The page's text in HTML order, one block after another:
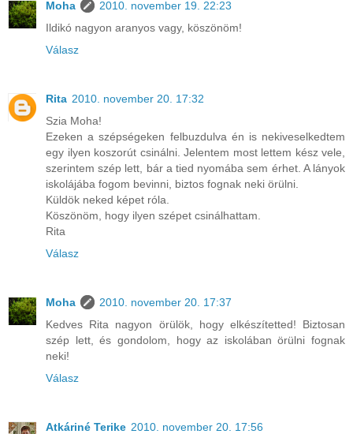
Moha
2010. november 19. 22:23
Ildikó nagyon aranyos vagy, köszönöm!
Válasz
Rita 2010. november 20. 17:32
Szia Moha!
Ezeken a szépségeken felbuzdulva én is nekiveselkedtem
egy ilyen koszorút csinálni. Jelentem most lettem kész vele,
szerintem szép lett, bár a tied nyomába sem érhet. A lányok
iskolájába fogom bevinni, biztos fognak neki örülni.
Küldök neked képet róla.
Köszönöm, hogy ilyen szépet csinálhattam.
Rita
Válasz
Moha
2010. november 20. 17:37
Kedves Rita nagyon örülök, hogy elkészítetted! Biztosan
szép lett, és gondolom, hogy az iskolában örülni fognak
neki!
Válasz
Atkáriné Terike 2010. november 20. 17:56